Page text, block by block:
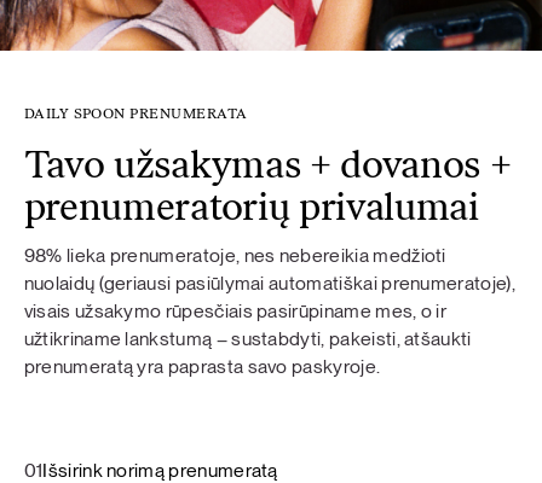
DAILY SPOON PRENUMERATA
Tavo užsakymas + dovanos +
prenumeratorių privalumai
98% lieka prenumeratoje, nes nebereikia medžioti
nuolaidų (geriausi pasiūlymai automatiškai prenumeratoje),
visais užsakymo rūpesčiais pasirūpiname mes, o ir
užtikriname lankstumą – sustabdyti, pakeisti, atšaukti
prenumeratą yra paprasta savo paskyroje.
01Išsirink norimą prenumeratą